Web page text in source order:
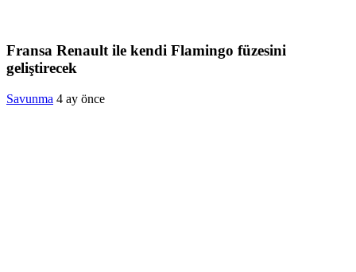
Fransa Renault ile kendi Flamingo füzesini
geliştirecek
Savunma 4 ay önce